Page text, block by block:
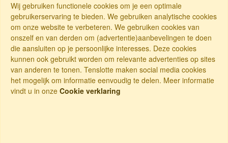
Wij gebruiken functionele cookies om je een optimale
gebruikerservaring te bieden. We gebruiken analytische cookies
om onze website te verbeteren. We gebruiken cookies van
onszelf en van derden om (advertentie)aanbevelingen te doen
die aansluiten op je persoonlijke interesses. Deze cookies
kunnen ook gebruikt worden om relevante advertenties op sites
van anderen te tonen. Tenslotte maken social media cookies
het mogelijk om informatie eenvoudig te delen. Meer informatie
vindt u in onze Cookie verklaring